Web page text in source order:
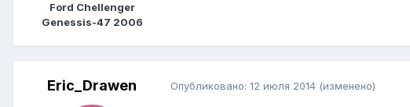
Ford Chellenger
Genessis-47 2006
Eric_Drawen Опубликовано: 12 июля 2014 (изменено)